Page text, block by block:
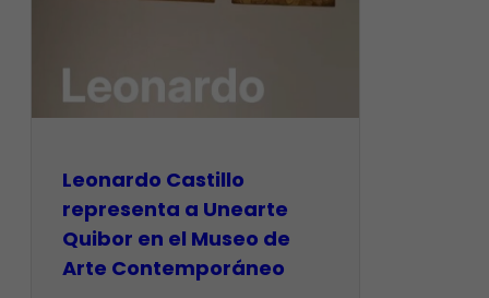
Leonardo Castillo
representa a Unearte
Quibor en el Museo de
Arte Contemporáneo